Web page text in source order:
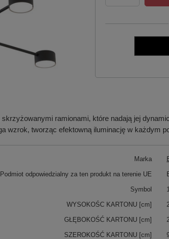
ramionami, które nadają jej
wzrok, tworząc efektowną iluminację w każdym
Marka
Podmiot odpowiedzialny za ten produkt na terenie UE
Symbol
WYSOKOŚC KARTONU [cm]
GŁĘBOKOŚĆ KARTONU [cm]
SZEROKOŚĆ KARTONU [cm]